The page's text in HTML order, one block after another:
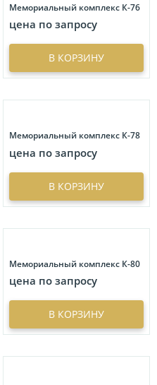
Мемориальный комплекс К-76
цена по запросу
В КОРЗИНУ
Мемориальный комплекс К-78
цена по запросу
В КОРЗИНУ
Мемориальный комплекс К-80
цена по запросу
В КОРЗИНУ